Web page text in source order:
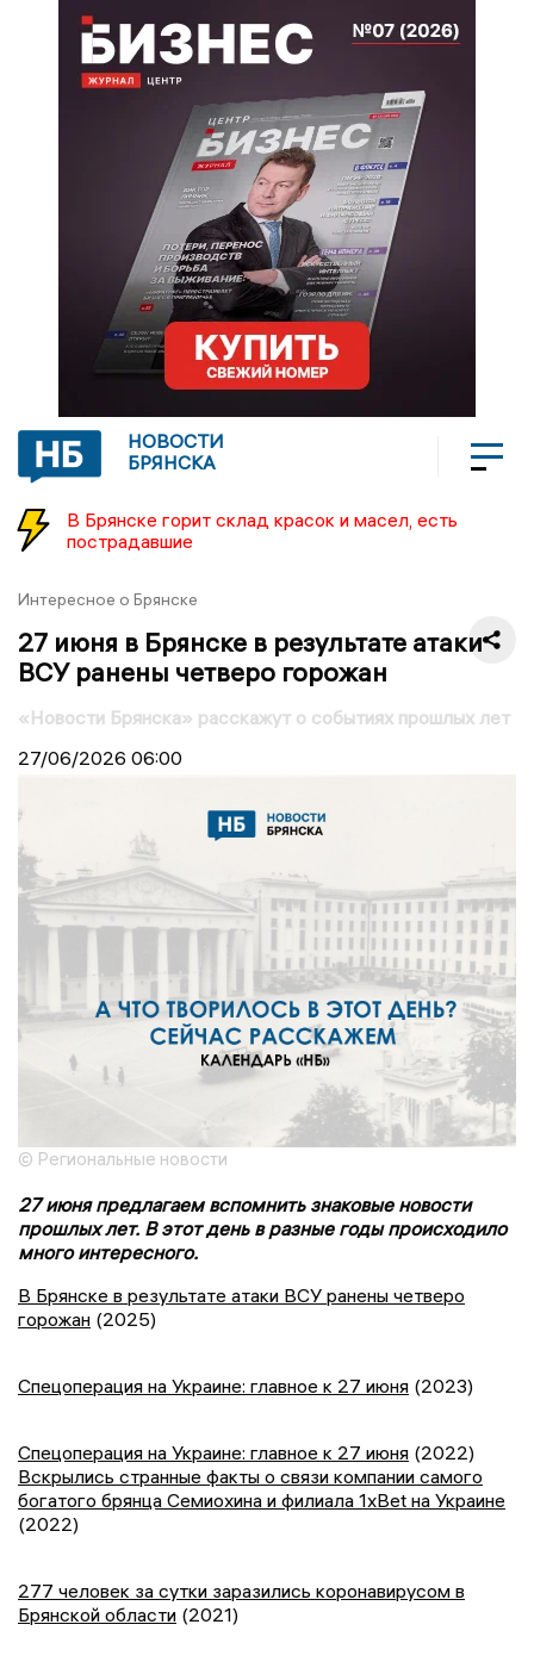
НОВОСТИ
БРЯНСКА
В Брянске горит склад красок и масел, есть
пострадавшие
Интересное о Брянске
27 июня в Брянске в результате атаки
ВСУ ранены четверо горожан
«Новости Брянска» расскажут о событиях прошлых лет
27/06/2026 06:00
© Региональные новости
27 июня предлагаем вспомнить знаковые новости
прошлых лет. В этот день в разные годы происходило
много интересного.
В Брянске в результате атаки ВСУ ранены четверо
горожан (2025)
Спецоперация на Украине: главное к 27 июня (2023)
Спецоперация на Украине: главное к 27 июня (2022)
Вскрылись странные факты о связи компании самого
богатого брянца Семиохина и филиала 1xBet на Украине
(2022)
277 человек за сутки заразились коронавирусом в
Брянской области (2021)